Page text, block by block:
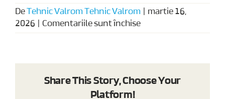
DeTehnic Valrom Tehnic Valrom
martie 16,
2026
Comentariile sunt închisepentru
Agrement
din
Share This Story, Choose Your
Platform!